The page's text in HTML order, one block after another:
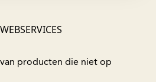
producten die niet op